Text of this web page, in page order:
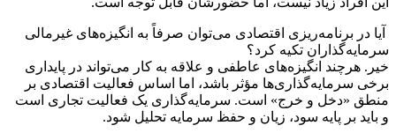
آیا در برنامه‌ریزی اقتصادی می‌توان صرفاً به انگیزه‌های غیرمالی
سرمایه‌گذاران تکیه کرد؟
خیر. هرچند انگیزه‌های عاطفی و علاقه به کار می‌تواند در پایداری
برخی سرمایه‌گذاری‌ها مؤثر باشد، اما اساس فعالیت اقتصادی بر
منطق «دخل و خرج» است. سرمایه‌گذاری یک فعالیت تجاری است
و باید بر پایه سود، زیان و حفظ سرمایه تحلیل شود.